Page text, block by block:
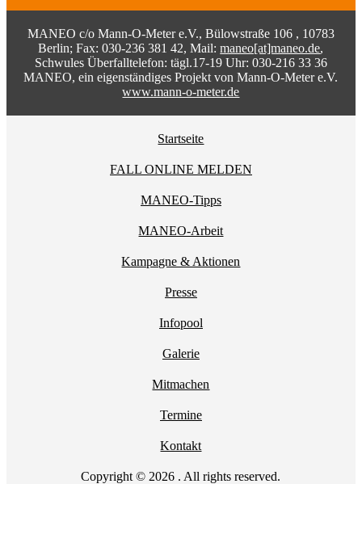
MANEO c/o Mann-O-Meter e.V., Bülowstraße 106 , 10783
Berlin; Fax: 030-236 381 42, Mail:maneo[at]maneo.de,
Schwules Überfalltelefon: tägl.17-19 Uhr: 030-216 33 36
MANEO, ein eigenständiges Projekt von Mann-O-Meter e.V.
www.mann-o-meter.de
Startseite
FALL ONLINE MELDEN
MANEO-Tipps
MANEO-Arbeit
Kampagne & Aktionen
Presse
Infopool
Galerie
Mitmachen
Termine
Kontakt
Copyright © 2026 . All rights reserved.